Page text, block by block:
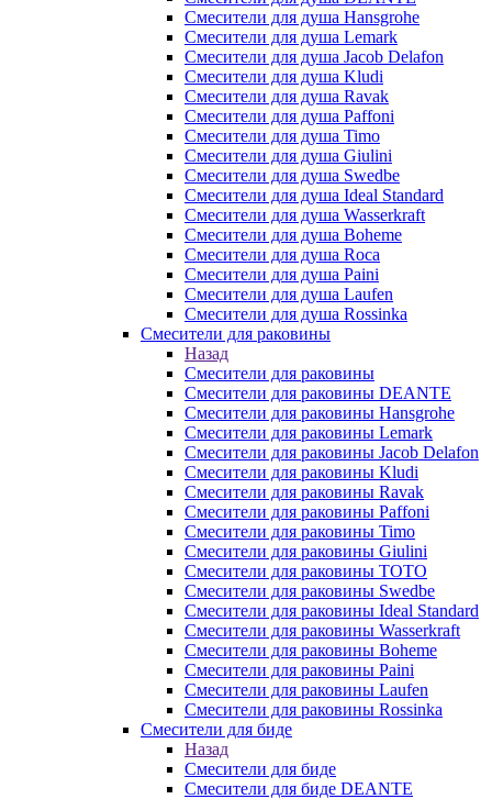
Смесители для душа Hansgrohe
Смесители для душа Lemark
Смесители для душа Jacob Delafon
Смесители для душа Kludi
Смесители для душа Ravak
Смесители для душа Paffoni
Смесители для душа Timo
Смесители для душа Giulini
Смесители для душа Swedbe
Смесители для душа Ideal Standard
Смесители для душа Wasserkraft
Смесители для душа Boheme
Смесители для душа Roca
Смесители для душа Paini
Смесители для душа Laufen
Смесители для душа Rossinka
Смесители для раковины
Назад
Смесители для раковины
Смесители для раковины DEANTE
Смесители для раковины Hansgrohe
Смесители для раковины Lemark
Смесители для раковины Jacob Delafon
Смесители для раковины Kludi
Смесители для раковины Ravak
Смесители для раковины Paffoni
Смесители для раковины Timo
Смесители для раковины Giulini
Смесители для раковины TOTO
Смесители для раковины Swedbe
Смесители для раковины Ideal Standard
Смесители для раковины Wasserkraft
Смесители для раковины Boheme
Смесители для раковины Paini
Смесители для раковины Laufen
Смесители для раковины Rossinka
Смесители для биде
Назад
Смесители для биде
Смесители для биде DEANTE